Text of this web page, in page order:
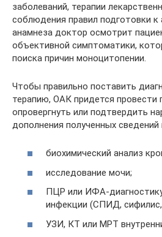
заболеваний, терапии
соблюдения правил подготовки к
анамнеза доктор осмотрит
объективной симптоматики,
поиска причин моноцитопении.
Чтобы правильно поставить
терапию, ОАК придется провести
опровергнуть или подтвердить
дополнения полученных сведений
биохимический анализ
исследование мочи;
ПЦР или ИФА-
инфекции (СПИД,
УЗИ, КТ или МРТ